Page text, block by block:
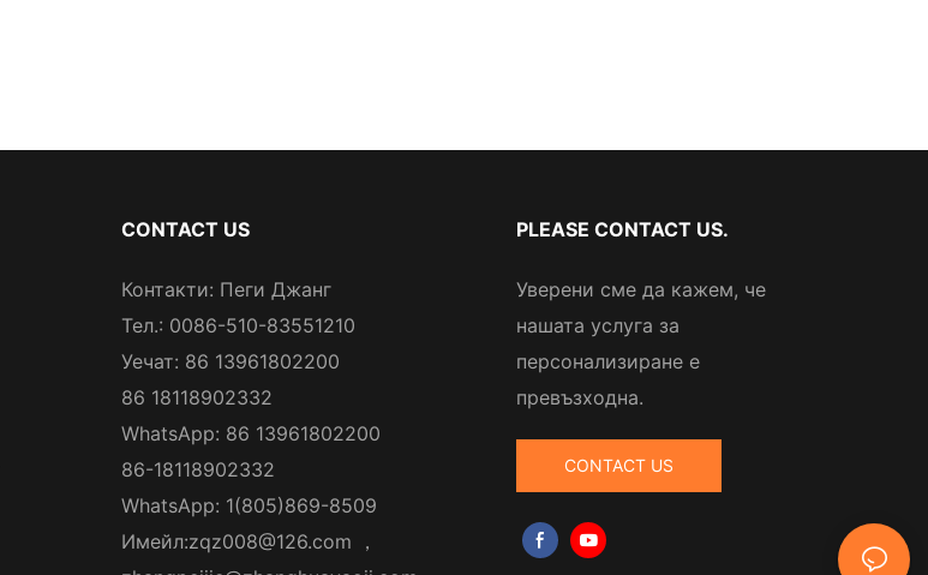
CONTACT US
Контакти: Пеги Джанг
Тел.: 0086-510-83551210
Уечат: 86 13961802200
86 18118902332
WhatsApp: 86 13961802200
86-18118902332
WhatsApp: 1(805)869-8509
Имейл:zqz008@126.com ，
PLEASE CONTACT US.
Уверени сме да кажем, че
нашата услуга за
персонализиране е
превъзходна.
CONTACT US